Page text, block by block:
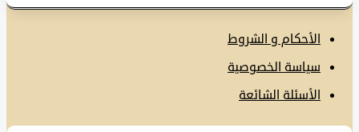
الأحكام و الشروط
سياسة الخصوصية
الأسئلة الشائعة